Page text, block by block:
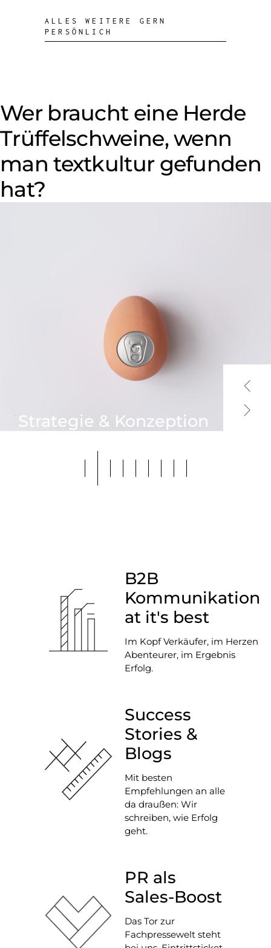
ALLES WEITERE GERN
PERSÖNLICH
Wer braucht eine Herde
Trüffelschweine, wenn
man textkultur gefunden
hat?
Strategie & Konzeption
B2B
Kommunikation
at it's best
Im Kopf Verkäufer, im Herzen
Abenteurer, im Ergebnis
Erfolg.
Success
Stories &
Blogs
Mit besten
Empfehlungen an alle
da draußen: Wir
schreiben, wie Erfolg
geht.
PR als
Sales-Boost
Das Tor zur
Fachpressewelt steht